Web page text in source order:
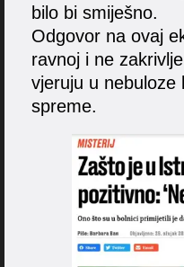
bilo bi smiješno.
Odgovor na ovaj
ravnoj i ne
vjeruju u nebuloze
spreme.